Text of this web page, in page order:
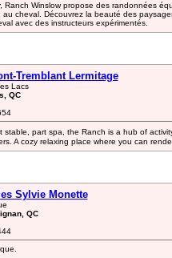
Ranch Winslow propose des randonnées
au cheval. Découvrez la beauté des
avec des instructeurs expérimentés.
Tremblant Lermitage
Lacs
QC
stable, part spa, the Ranch is a hub of
A cozy relaxing place where you can
Sylvie Monette
QC